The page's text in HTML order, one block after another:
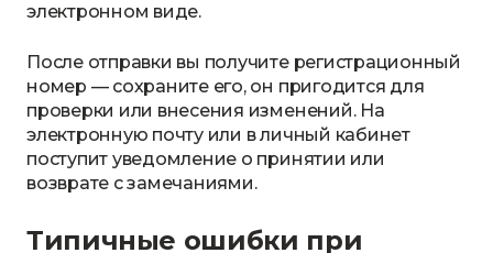
электронном виде.
После отправки вы получите регистрационный
номер — сохраните его, он пригодится для
проверки или внесения изменений. На
электронную почту или в личный кабинет
поступит уведомление о принятии или
возврате с замечаниями.
Типичные ошибки при